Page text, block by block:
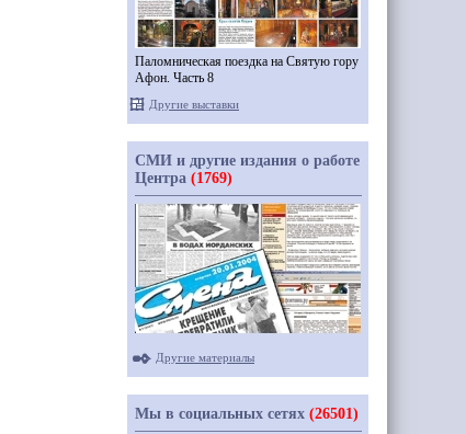
Паломническая поездка на Святую гору
Афон. Часть 8
Другие выставки
СМИ и другие издания о работе
Центра (1769)
Другие материалы
Мы в социальных сетях (26501)